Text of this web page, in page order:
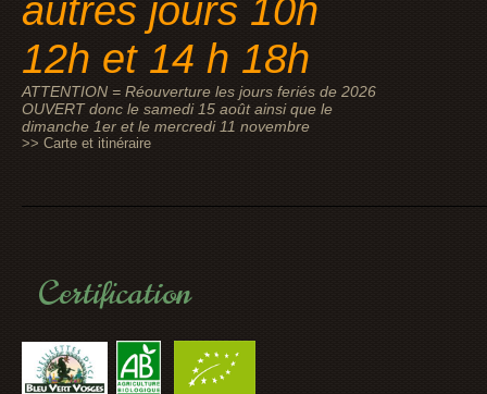
autres jours 10h
12h et 14 h 18h
ATTENTION = Réouverture les jours feriés de 2026
OUVERT donc le samedi 15 août ainsi que le
dimanche 1er et le mercredi 11 novembre
>> Carte et itinéraire
Certification